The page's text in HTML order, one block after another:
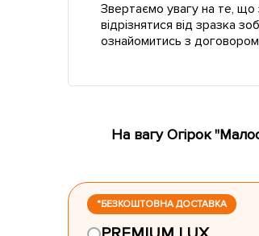
Звертаємо увагу на те, що
відрізнятися від зразка
ознайомитись з договором
На вагу Огірок
*БЕЗКОШТОВНА ДОСТАВКА